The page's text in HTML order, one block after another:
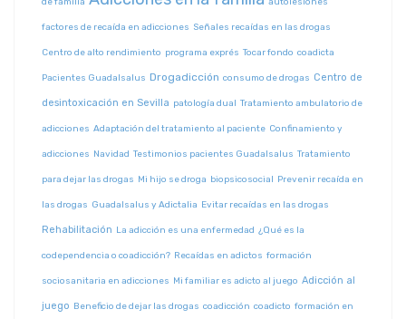
factores de recaída en adicciones Señales recaídas en las drogas
Centro de alto rendimiento programa exprés Tocar fondo coadicta
Pacientes Guadalsalus Drogadicción consumo de drogas Centro de
desintoxicación en Sevilla patología dual Tratamiento ambulatorio de
adicciones Adaptación del tratamiento al paciente Confinamiento y
adicciones Navidad Testimonios pacientes Guadalsalus Tratamiento
para dejar las drogas Mi hijo se droga biopsicosocial Prevenir recaída en
las drogas Guadalsalus y Adictalia Evitar recaídas en las drogas
Rehabilitación La adicción es una enfermedad ¿Qué es la
codependencia o coadicción? Recaídas en adictos formación
sociosanitaria en adicciones Mi familiar es adicto al juego Adicción al
juego Beneficio de dejar las drogas coadicción coadicto formación en